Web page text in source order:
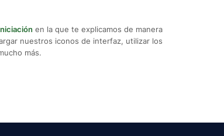
en la que te explicamos de manera
nuestros iconos de interfaz, utilizar los
más.